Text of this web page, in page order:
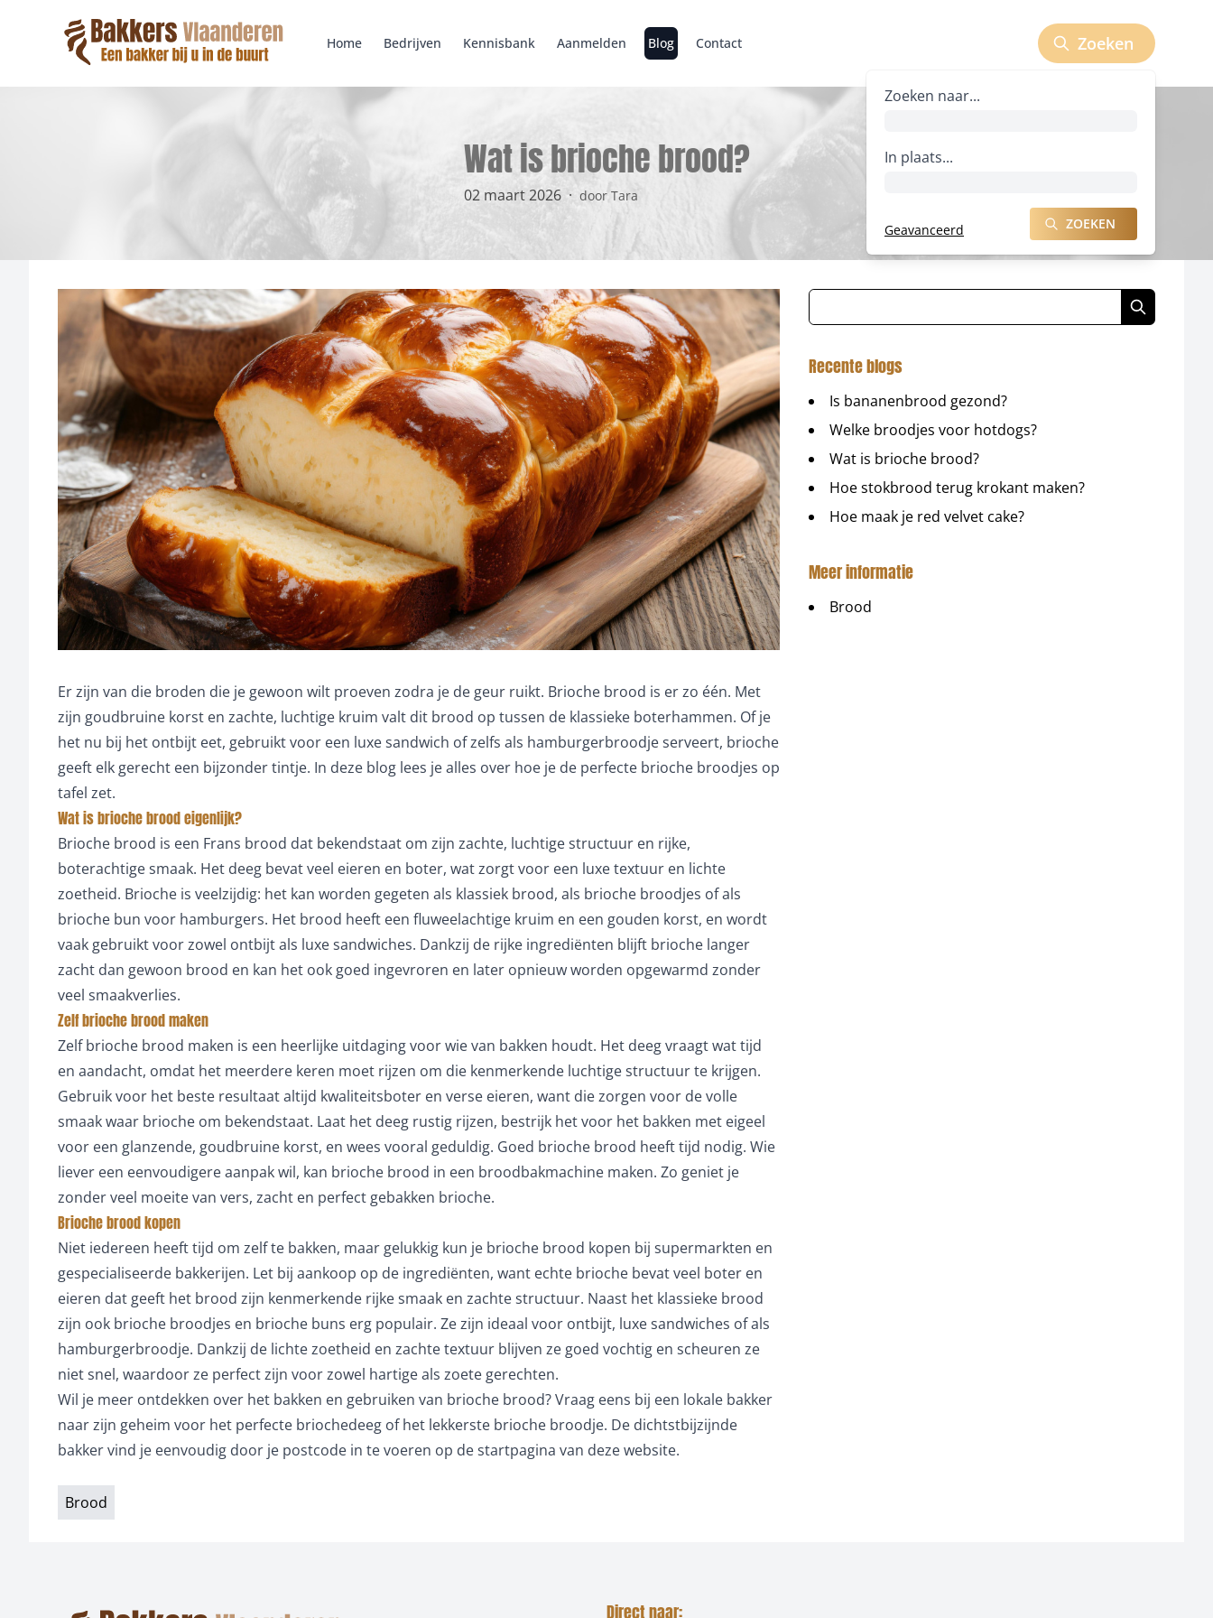
Home Bedrijven Kennisbank Aanmelden Blog Contact Zoeken naar bedrijven
Zoeken
Zoeken naar...
In plaats...
Geavanceerd ZOEKEN NAAR BEDRIJVEN
ZOEKEN
Wat is brioche brood?
02 maart 2026 · door Tara
Er zijn van die broden die je gewoon wilt proeven zodra je de geur ruikt. Brioche brood is er zo één. Met
zijn goudbruine korst en zachte, luchtige kruim valt dit brood op tussen de klassieke boterhammen. Of je
het nu bij het ontbijt eet, gebruikt voor een luxe sandwich of zelfs als hamburgerbroodje serveert, brioche
geeft elk gerecht een bijzonder tintje. In deze blog lees je alles over hoe je de perfecte brioche broodjes op
tafel zet.
Wat is brioche brood eigenlijk?
Brioche brood is een Frans brood dat bekendstaat om zijn zachte, luchtige structuur en rijke,
boterachtige smaak. Het deeg bevat veel eieren en boter, wat zorgt voor een luxe textuur en lichte
zoetheid. Brioche is veelzijdig: het kan worden gegeten als klassiek brood, als brioche broodjes of als
brioche bun voor hamburgers. Het brood heeft een fluweelachtige kruim en een gouden korst, en wordt
vaak gebruikt voor zowel ontbijt als luxe sandwiches. Dankzij de rijke ingrediënten blijft brioche langer
zacht dan gewoon brood en kan het ook goed ingevroren en later opnieuw worden opgewarmd zonder
veel smaakverlies.
Zelf brioche brood maken
Zelf brioche brood maken is een heerlijke uitdaging voor wie van bakken houdt. Het deeg vraagt wat tijd
en aandacht, omdat het meerdere keren moet rijzen om die kenmerkende luchtige structuur te krijgen.
Gebruik voor het beste resultaat altijd kwaliteitsboter en verse eieren, want die zorgen voor de volle
smaak waar brioche om bekendstaat. Laat het deeg rustig rijzen, bestrijk het voor het bakken met eigeel
voor een glanzende, goudbruine korst, en wees vooral geduldig. Goed brioche brood heeft tijd nodig. Wie
liever een eenvoudigere aanpak wil, kan brioche brood in een broodbakmachine maken. Zo geniet je
zonder veel moeite van vers, zacht en perfect gebakken brioche.
Brioche brood kopen
Niet iedereen heeft tijd om zelf te bakken, maar gelukkig kun je brioche brood kopen bij supermarkten en
gespecialiseerde bakkerijen. Let bij aankoop op de ingrediënten, want echte brioche bevat veel boter en
eieren dat geeft het brood zijn kenmerkende rijke smaak en zachte structuur. Naast het klassieke brood
zijn ook brioche broodjes en brioche buns erg populair. Ze zijn ideaal voor ontbijt, luxe sandwiches of als
hamburgerbroodje. Dankzij de lichte zoetheid en zachte textuur blijven ze goed vochtig en scheuren ze
niet snel, waardoor ze perfect zijn voor zowel hartige als zoete gerechten.
Wil je meer ontdekken over het bakken en gebruiken van brioche brood? Vraag eens bij een lokale bakker
naar zijn geheim voor het perfecte briochedeeg of het lekkerste brioche broodje. De dichtstbijzijnde
bakker vind je eenvoudig door je postcode in te voeren op de startpagina van deze website.
Brood
Recente blogs
Is bananenbrood gezond?
Welke broodjes voor hotdogs?
Wat is brioche brood?
Hoe stokbrood terug krokant maken?
Hoe maak je red velvet cake?
Meer informatie
Brood
Direct naar: